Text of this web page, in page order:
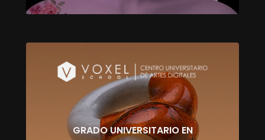
GRADO UNIVERSITARIO EN